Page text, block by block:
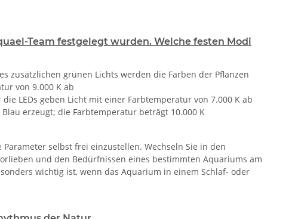
Team festgelegt wurden. Welche festen Modi
zusätzlichen grünen Lichts werden die Farben der Pflanzen
von 9.000 K ab
LEDs geben Licht mit einer Farbtemperatur von 7.000 K ab
erzeugt; die Farbtemperatur beträgt 10.000 K
selbst frei einzustellen. Wechseln Sie in den
und den Bedürfnissen eines bestimmten Aquariums am
wichtig ist, wenn das Aquarium in einem Schlaf- oder